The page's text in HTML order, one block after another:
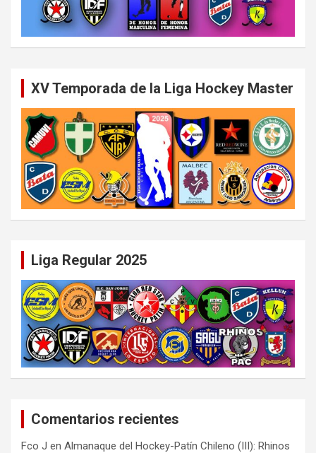
XV Temporada de la Liga Hockey Master
Liga Regular 2025
Comentarios recientes
Fco J en Almanaque del Hockey-Patín Chileno (III): Rhinos